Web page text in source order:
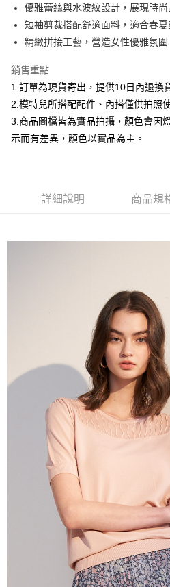
上海商業儲蓄銀行
國泰世華商業銀行
臺灣中小企業銀行
聯邦商業銀行
元大商業銀行
台新國際商業銀行
台灣樂天信用卡公司
LINE Pay
Apple Pay
悠遊付
Google Pay
大哥付你分期
2.付款方式選擇「大哥付你分期」，訂單
流程，驗證手機門號後，選擇欲分期的期
4.訂單成立30分鐘內，如未前往確認交易
1.分期款項不併入電信帳單，「大哥付你
2.透過簡訊連結打開帳單後，可選擇「超
帳／街口支付／iPASS MONEY」等通路繳
1.本服務係由「台灣大哥大股份有限公司
用戶於交易時，得透過本服務購買商品或
買賣價金債權讓與本公司後，依約使用本
2.基於同意付款使用「大哥付你分期」之
資料（包含姓名、電話或地址）提供予台
由本公司與您本人進行分期帳單所需資料
3.完整用戶服務條款，請詳閱以下連結：
相關說明
【「AFTEE先享後付」結帳流程】
１．於結帳方式選擇「AFTEE先享後付」
結帳頁面，進行簡訊認證並確認金額後，
２．訂單成立數日內，您將收到繳費通知簡
３．收到繳費通知簡訊後14天內，點擊此
ATM／網路銀行／等多元方式進行付款，
※ 請注意：結帳手續完成當下不需立刻繳
購買商品的店家。未經商家同意取消之訂
後付繳納相關費用。
※ 交易是否成功請以「AFTEE先享後付
是否繳費成功／繳費後需取消欲退款等相
客戶支援中心」 https://
【注意事項】
１．透過由恩沛科技股份有限公司提供之
易，需依本服務之必要範圍內提供個人資
權轉讓予恩沛科技股份有限公司。
２．關於個人資料處理事宜，請瀏覽以下網
https://aftee.tw/terms/#terms3
３．未成年的使用者請事先徵得法定代理
「AFTEE先享後付」，若未經同意申辦者
４．使用「AFTEE先享後付」時，將依據
時審查核予不同之上限額度；若仍有額度
每筆NT$120，滿NT$2,000(含以上)免
每筆NT$120，滿NT$2,000(含以上)免
每筆NT$120，滿NT$2,000(含以上)免
優雅蕾絲與水波紋設計，展現時尚
短袖剪裁搭配舒適面料，適合春夏
精緻拼接工藝，營造女性優雅氛圍
銷售重點
1.訂單為現貨寄出，提供10日內退換
2.模特兒所搭配配件、內搭僅供拍照
3.商品圖檔皆為實品拍攝，顏色會因
示而有差異，顏色以實品為主。
詳細說明 商品規